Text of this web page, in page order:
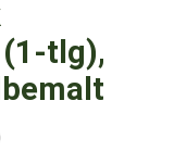
(1-tlg),